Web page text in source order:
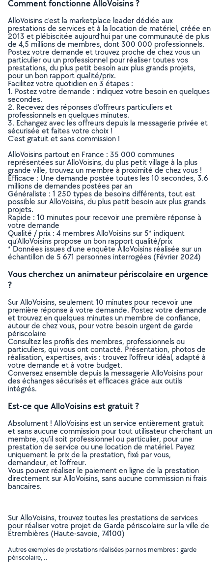
Comment fonctionne AlloVoisins ?
AlloVoisins c’est la marketplace leader dédiée aux
prestations de services et à la location de matériel, créée en
2013 et plébiscitée aujourd’hui par une communauté de plus
de 4,5 millions de membres, dont 300 000 professionnels.
Postez votre demande et trouvez proche de chez vous un
particulier ou un professionnel pour réaliser toutes vos
prestations, du plus petit besoin aux plus grands projets,
pour un bon rapport qualité/prix.
Facilitez votre quotidien en 3 étapes :
1. Postez votre demande : indiquez votre besoin en quelques
secondes.
2. Recevez des réponses d’offreurs particuliers et
professionnels en quelques minutes.
3. Echangez avec les offreurs depuis la messagerie privée et
sécurisée et faites votre choix !
C’est gratuit et sans commission !
AlloVoisins partout en France : 35 000 communes
représentées sur AlloVoisins, du plus petit village à la plus
grande ville, trouvez un membre à proximité de chez vous !
Efficace : Une demande postée toutes les 10 secondes, 3.6
millions de demandes postées par an
Généraliste : 1 250 types de besoins différents, tout est
possible sur AlloVoisins, du plus petit besoin aux plus grands
projets.
Rapide : 10 minutes pour recevoir une première réponse à
votre demande
Qualité / prix : 4 membres AlloVoisins sur 5* indiquent
qu’AlloVoisins propose un bon rapport qualité/prix
* Données issues d’une enquête AlloVoisins réalisée sur un
échantillon de 5 671 personnes interrogées (Février 2024)
Vous cherchez un animateur périscolaire en urgence
?
Sur AlloVoisins, seulement 10 minutes pour recevoir une
première réponse à votre demande. Postez votre demande
et trouvez en quelques minutes un membre de confiance,
autour de chez vous, pour votre besoin urgent de garde
périscolaire
Consultez les profils des membres, professionnels ou
particuliers, qui vous ont contacté. Présentation, photos de
réalisation, expertises, avis : trouvez l'offreur idéal, adapté à
votre demande et à votre budget.
Conversez ensemble depuis la messagerie AlloVoisins pour
des échanges sécurisés et efficaces grâce aux outils
intégrés.
Est-ce que AlloVoisins est gratuit ?
Absolument ! AlloVoisins est un service entièrement gratuit
et sans aucune commission pour tout utilisateur cherchant un
membre, qu’il soit professionnel ou particulier, pour une
prestation de service ou une location de matériel. Payez
uniquement le prix de la prestation, fixé par vous,
demandeur, et l’offreur.
Vous pouvez réaliser le paiement en ligne de la prestation
directement sur AlloVoisins, sans aucune commission ni frais
bancaires.
Sur AlloVoisins, trouvez toutes les prestations de services
pour réaliser votre projet de Garde périscolaire sur la ville de
Étrembières (Haute-savoie, 74100)
Autres exemples de prestations réalisées par nos membres : garde
périscolaire, ..